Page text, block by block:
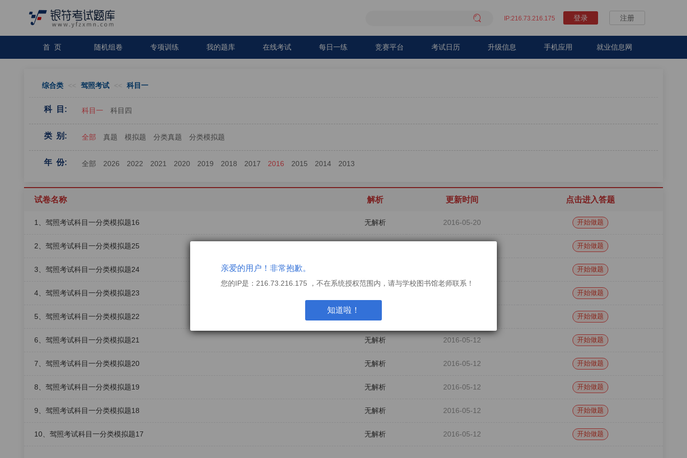
IP:216.73.216.175 登录 注册

首 页 随机组卷 专项训练 我的题库 在线考试 每日一练 竞赛平台 考试日历 升级信息 手机应用 就业信息网
亲爱的用户！非常抱歉。
您的IP是：216.73.216.175 ，不在系统授权范围内，请与学校图书馆老师联系！
知道啦！
综合类 << 驾照考试 << 科目一
科 目: 科目一 科目四
类 别: 全部 真题 模拟题 分类真题 分类模拟题
年 份: 全部 2026 2022 2021 2020 2019 2018 2017 2016 2015 2014 2013
试卷名称 解析 更新时间 点击进入答题
1、驾照考试科目一分类模拟题16 无解析 2016-05-20 开始做题
2、驾照考试科目一分类模拟题25 开始做题
3、驾照考试科目一分类模拟题24 开始做题
4、驾照考试科目一分类模拟题23 开始做题
5、驾照考试科目一分类模拟题22 开始做题
6、驾照考试科目一分类模拟题21 无解析 2016-05-12 开始做题
7、驾照考试科目一分类模拟题20 无解析 2016-05-12 开始做题
8、驾照考试科目一分类模拟题19 无解析 2016-05-12 开始做题
9、驾照考试科目一分类模拟题18 无解析 2016-05-12 开始做题
10、驾照考试科目一分类模拟题17 无解析 2016-05-12 开始做题